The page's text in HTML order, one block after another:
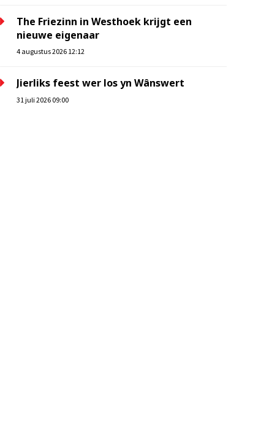
The Friezinn in Westhoek krijgt een
nieuwe eigenaar
4 augustus 2026 12:12
Jierliks feest wer los yn Wânswert
31 juli 2026 09:00